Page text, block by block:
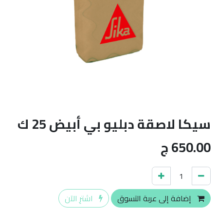
سيكا لاصقة دبليو بي أبيض 25 ك
650.00ج
إضافة إلى عربة التسوق اشترِ الآن